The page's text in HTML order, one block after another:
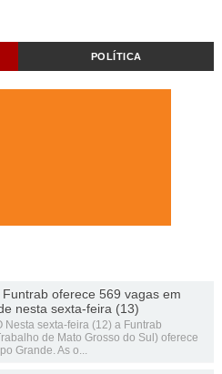
POLÍTICA
Funtrab oferece 569 vagas em
nesta sexta-feira (13)
Nesta sexta-feira (12) a Funtrab
de Mato Grosso do Sul) oferece
Grande. As o...